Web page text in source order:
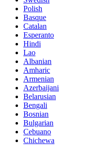
Polish
Basque
Catalan
Esperanto
Hindi
Lao
Albanian
Amharic
Armenian
Azerbaijani
Belarusian
Bengali
Bosnian
Bulgarian
Cebuano
Chichewa